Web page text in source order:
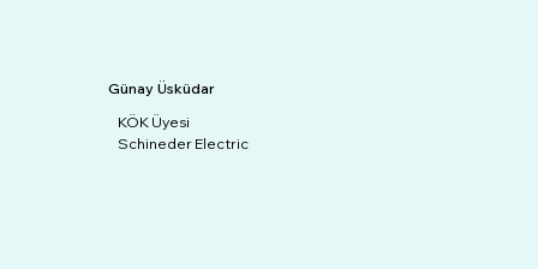
Günay Üsküdar
KÖK Üyesi
Schineder Electric